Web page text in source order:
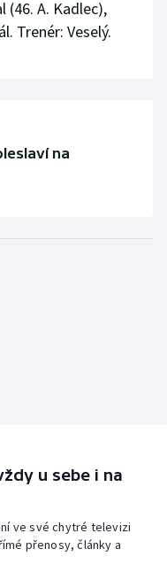
(46. A. Kadlec),
Trenér: Veselý.
na
u sebe i na
ve své chytré televizi
přenosy, články a